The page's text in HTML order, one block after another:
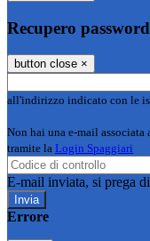
Recupero password
button close ×
all'indirizzo indicato con le
Non hai una e-mail
tramite la Login Spaggiari
E-mail inviata, si prega
Errore